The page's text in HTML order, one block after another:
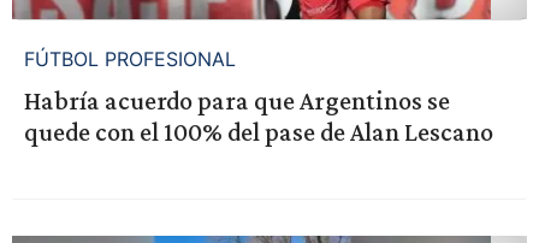
FÚTBOL PROFESIONAL
Habría acuerdo para que Argentinos se
quede con el 100% del pase de Alan Lescano